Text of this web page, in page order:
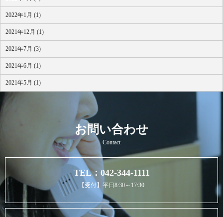
2022年1月 (1)
2021年12月 (1)
2021年7月 (3)
2021年6月 (1)
2021年5月 (1)
お問い合わせ
Contact
TEL：042-344-1111
【受付】平日8:30～17:30